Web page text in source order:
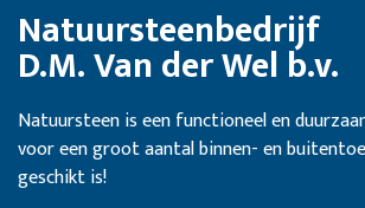
Natuursteenbedrijf
D.M. Van der Wel b.v.
Natuursteen is een functioneel en
voor een groot aantal binnen- en
geschikt is!